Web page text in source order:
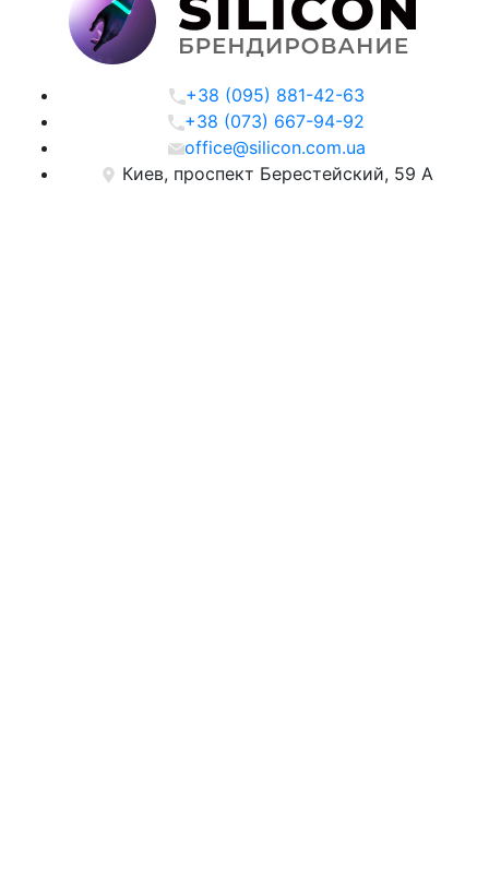
+38 (095) 881-42-63
+38 (073) 667-94-92
office@silicon.com.ua
Киев, проспект Берестейский, 59 А